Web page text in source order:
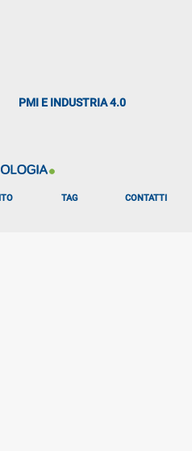
PMI E INDUSTRIA 4.0
TAG CONTATTI